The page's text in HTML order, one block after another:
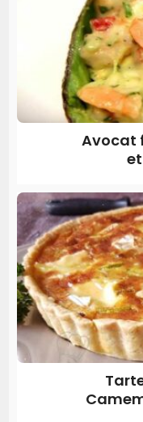
Avocat